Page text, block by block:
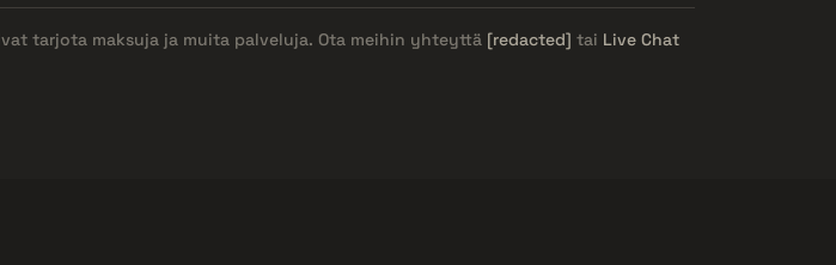
tarjota maksuja ja muita palveluja. Ota meihin yhteyttä [redacted] tai Live Chat